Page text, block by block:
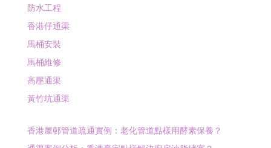
防水工程
香港仔通渠
馬桶安裝
馬桶維修
高壓通渠
黃竹坑通渠
香港屋邨管道疏通實例：老化管道點樣用酵素保養？